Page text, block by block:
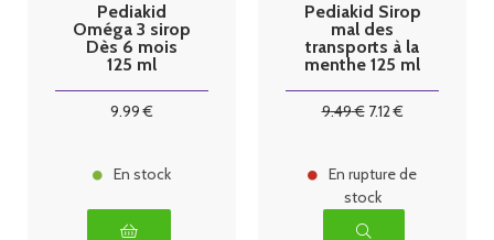
Pediakid
Oméga 3 sirop
Dès 6 mois
125 ml
9.99 €
En stock
Pediakid Sirop
mal des
transports à la
menthe 125 ml
9.49€ 7.12€
En rupture de
stock